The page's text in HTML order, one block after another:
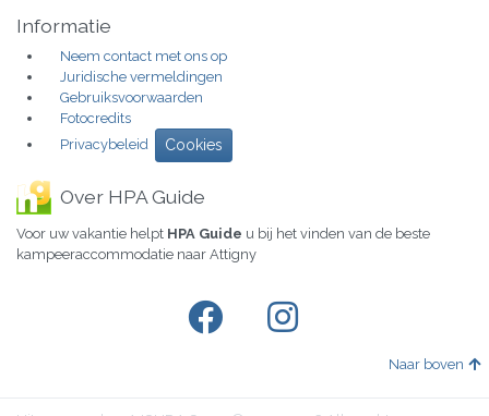
Informatie
Neem contact met ons op
Juridische vermeldingen
Gebruiksvoorwaarden
Fotocredits
Privacybeleid
Cookies
Over HPA Guide
Voor uw vakantie helpt HPA Guide u bij het vinden van de beste
kampeeraccommodatie naar Attigny
Naar boven